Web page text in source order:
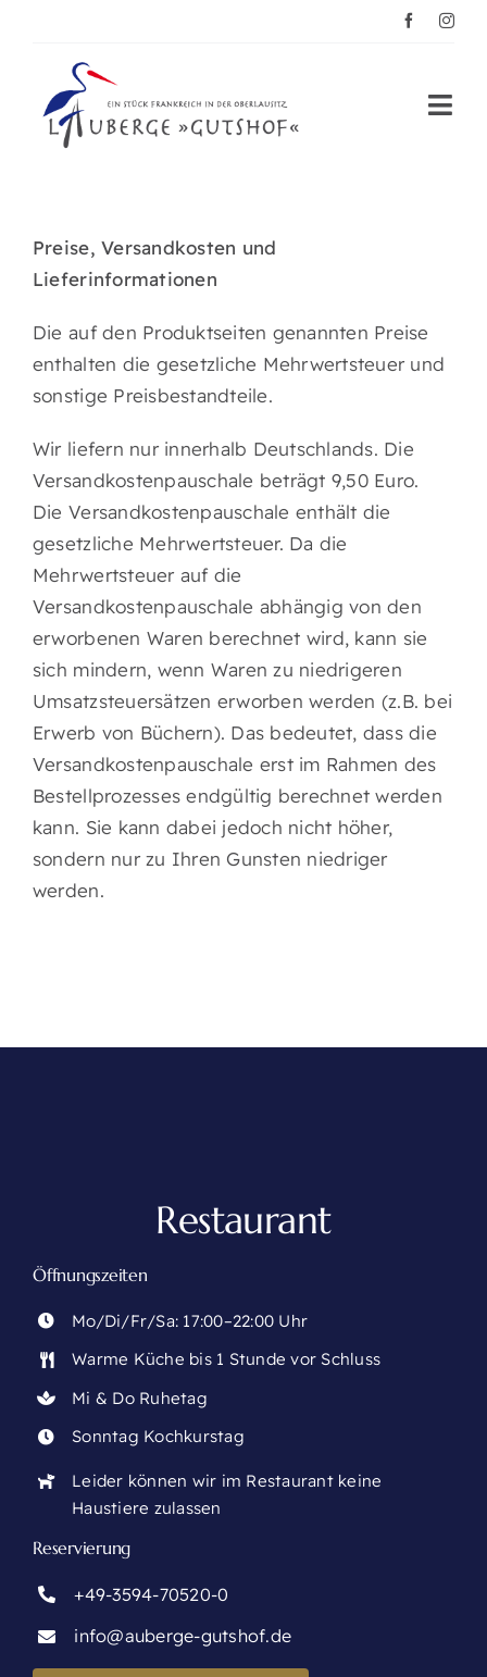
springen
Musikgarten-
Les Fleurs
Preise, Versandkosten und
Lieferinformationen
Die auf den Produktseiten genannten Preise
enthalten die gesetzliche Mehrwertsteuer und
sonstige Preisbestandteile.
Wir liefern nur innerhalb Deutschlands. Die
Versandkostenpauschale beträgt 9,50 Euro.
Die Versandkostenpauschale enthält die
gesetzliche Mehrwertsteuer. Da die
Mehrwertsteuer auf die
Versandkostenpauschale abhängig von den
erworbenen Waren berechnet wird, kann sie
sich mindern, wenn Waren zu niedrigeren
Umsatzsteuersätzen erworben werden (z.B. bei
Erwerb von Büchern). Das bedeutet, dass die
Versandkostenpauschale erst im Rahmen des
Bestellprozesses endgültig berechnet werden
kann. Sie kann dabei jedoch nicht höher,
sondern nur zu Ihren Gunsten niedriger
werden.
Restaurant
Öffnungszeiten
Mo/Di/Fr/Sa: 17:00–22:00 Uhr
Warme Küche bis 1 Stunde vor Schluss
Mi & Do Ruhetag
Sonntag Kochkurstag
Leider können wir im Restaurant keine
Haustiere zulassen
Reservierung
+49-3594-70520-0
info@auberge-gutshof.de